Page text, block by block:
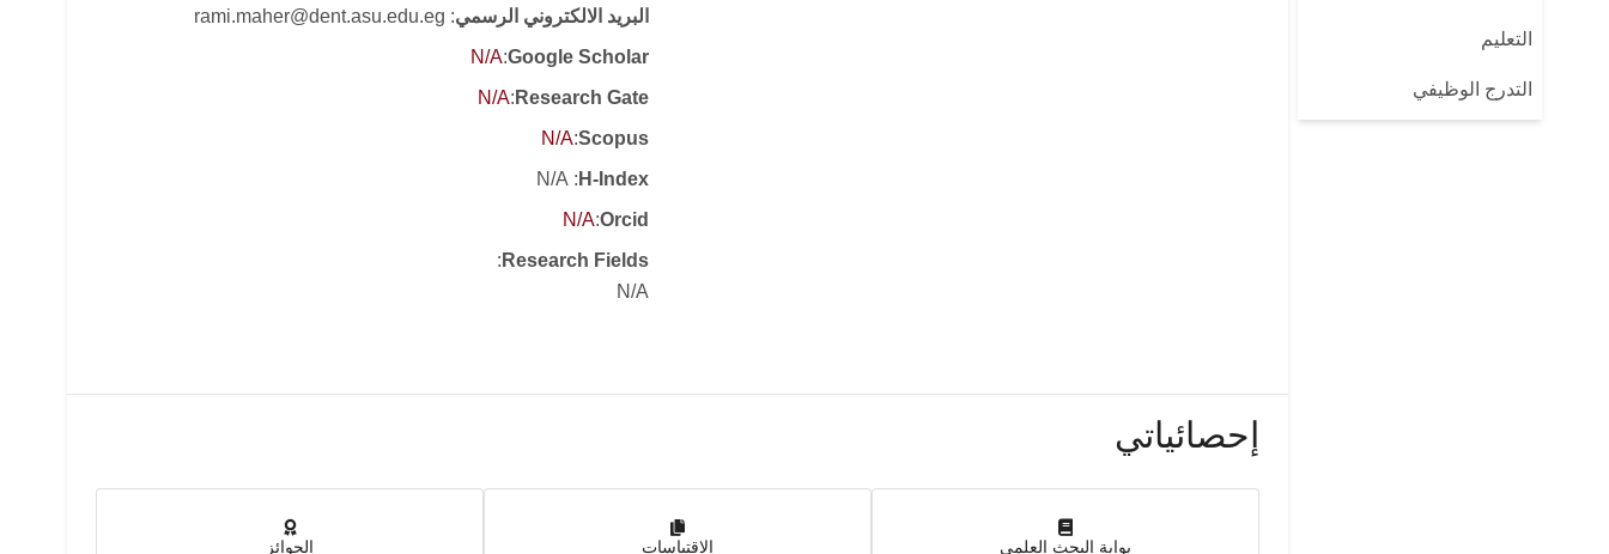
التعليم
التدرج الوظيفي
البريد الالكتروني الرسمي: rami.maher@dent.asu.edu.eg
Google Scholar
:
N/A
Research Gate
:
N/A
Scopus
:
N/A
H-Index
: N/A
Orcid
:
N/A
Research Fields
:
N/A
إحصائياتي
بوابة البحث العلمي الاقتباسات الجوائز